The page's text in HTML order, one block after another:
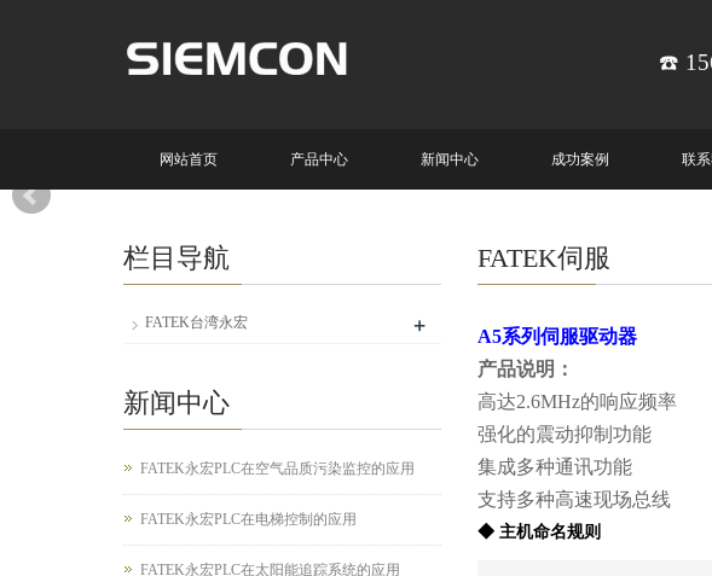
☎️
网站首页 产品中心 新闻中心 成功案例 联
FATEK伺服
A5系列伺服驱动器
产品说明：
高达2.6MHz的响应频率
强化的震动抑制功能
集成多种通讯功能
支持多种高速现场总线
◆ 主机命名规则
栏目导航
FATEK台湾永宏 +
新闻中心
FATEK永宏PLC在空气品质污染监控的应用
FATEK永宏PLC在电梯控制的应用
FATEK永宏PLC在太阳能追踪系统的应用